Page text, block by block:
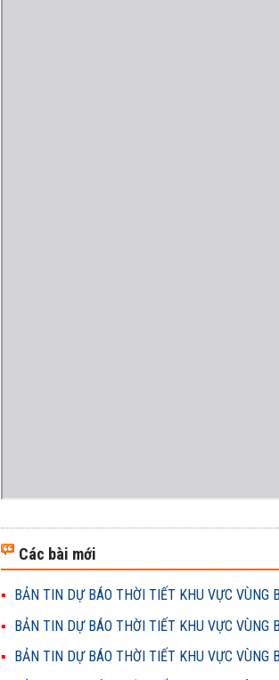
Các bài mới
BẢN TIN DỰ BÁO THỜI TIẾT KHU VỰC
BẢN TIN DỰ BÁO THỜI TIẾT KHU VỰC
BẢN TIN DỰ BÁO THỜI TIẾT KHU VỰC